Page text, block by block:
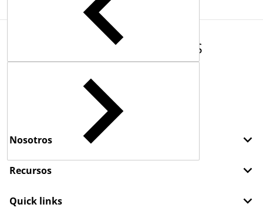
COMPLEMENTARY PRODUCTS
Nosotros
Recursos
Quick links